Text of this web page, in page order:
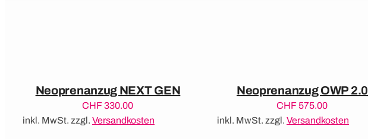
Neoprenanzug NEXT GEN
CHF330.00
inkl. MwSt. zzgl. Versandkosten
Neoprenanzug OWP 2.0
CHF 575.00
inkl. MwSt. zzgl. Versandkosten